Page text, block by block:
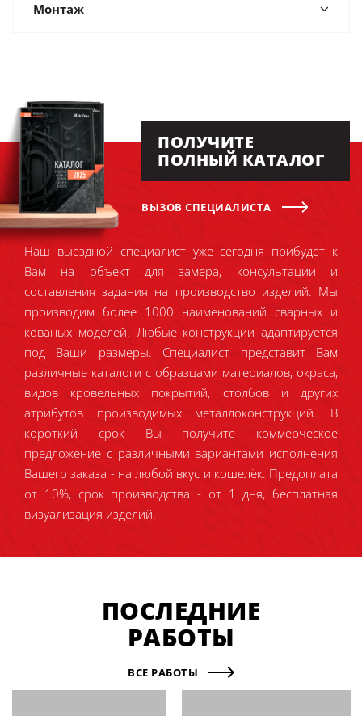
Монтаж
ПОЛУЧИТЕ
ПОЛНЫЙ КАТАЛОГ
ВЫЗОВ СПЕЦИАЛИСТА
Наш выездной специалист уже сегодня прибудет к
Вам на объект для замера, консультации и
составления задания на производство изделий. Мы
производим более 1000 наименований сварных и
кованых моделей. Любые конструкции адаптируется
под Ваши размеры. Специалист представит Вам
различные каталоги с образцами материалов, окраса,
видов кровельных покрытий, столбов и других
атрибутов производимых металлоконструкций. В
короткий срок Вы получите коммерческое
предложение с различными вариантами исполнения
Вашего заказа - на любой вкус и кошелёк. Предоплата
от 10%, срок производства - от 1 дня, бесплатная
визуализация изделий.
ПОСЛЕДНИЕ
РАБОТЫ
ВСЕ РАБОТЫ